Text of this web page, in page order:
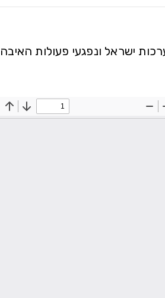
ישראל ונפגעי פעולות האיבה